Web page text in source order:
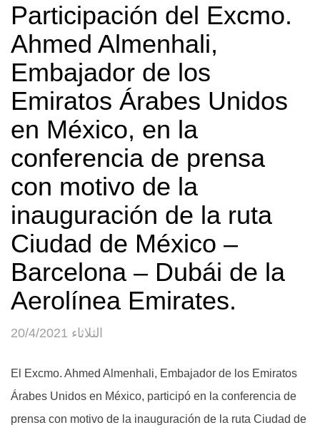
Participación del Excmo.
Ahmed Almenhali,
Embajador de los
Emiratos Árabes Unidos
en México, en la
conferencia de prensa
con motivo de la
inauguración de la ruta
Ciudad de México –
Barcelona – Dubái de la
Aerolínea Emirates.
الثلاثاء 20/4/2021
El Excmo. Ahmed Almenhali, Embajador de los Emiratos
Árabes Unidos en México, participó en la conferencia de
prensa con motivo de la inauguración de la ruta Ciudad de